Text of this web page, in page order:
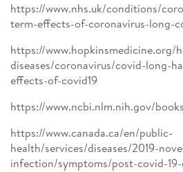
https://www.nhs.uk/conditions/
term-effects-of-coronavirus-long-
https://www.hopkinsmedicine.org/
diseases/coronavirus/covid-long-
effects-of-covid19
https://www.ncbi.nlm.nih.gov/
https://www.canada.ca/en/public-
health/services/diseases/2019-
infection/symptoms/post-covid-